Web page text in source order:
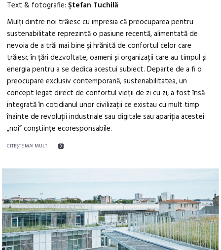
Text & fotografie:Ştefan Tuchilă
Mulți dintre noi trăiesc cu impresia că preocuparea pentru
sustenabilitate reprezintă o pasiune recentă, alimentată de
nevoia de a trăi mai bine și hrănită de confortul celor care
trăiesc în țări dezvoltate, oameni și organizații care au timpul și
energia pentru a se dedica acestui subiect. Departe de a fi o
preocupare exclusiv contemporană, sustenabilitatea, un
concept legat direct de confortul vieții de zi cu zi, a fost însă
integrată în cotidianul unor civilizații ce existau cu mult timp
înainte de revoluții industriale sau digitale sau apariția acestei
„noi” conștiințe ecoresponsabile.
CITEŞTE MAI MULT